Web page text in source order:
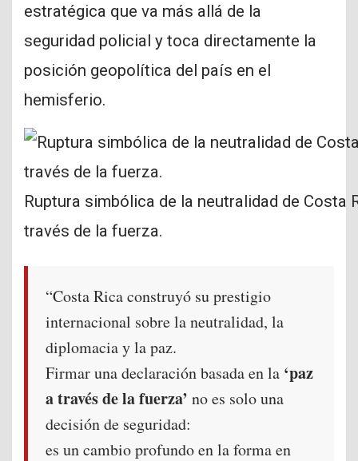
estratégica que va más allá de la
seguridad policial y toca directamente la
posición geopolítica del país en el
hemisferio.
Ruptura simbólica de la neutralidad de
través de la fuerza.
“Costa Rica construyó su prestigio
internacional sobre la neutralidad, la
diplomacia y la paz.
Firmar una declaración basada en la ‘paz
a través de la fuerza’ no es solo una
decisión de seguridad:
es un cambio profundo en la forma en